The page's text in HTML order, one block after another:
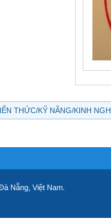
THỨC/KỸ NĂNG/KINH
Nẵng, Việt Nam.